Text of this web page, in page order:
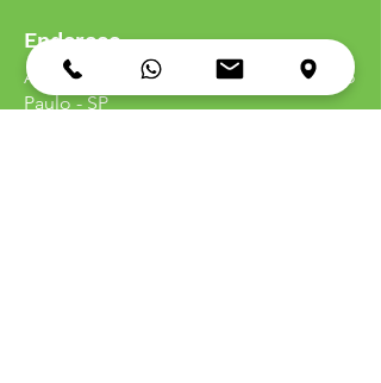
Endereço
Av. do Estado, n° 1677 - 01107-000- São
Paulo - SP